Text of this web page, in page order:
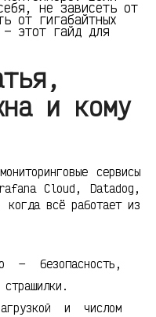
не зависеть от
от гигабайтных
— этот гайд для
и кому
сервисы
Cloud, Datadog,
всё работает из
— безопасность,
страшилки.
и числом